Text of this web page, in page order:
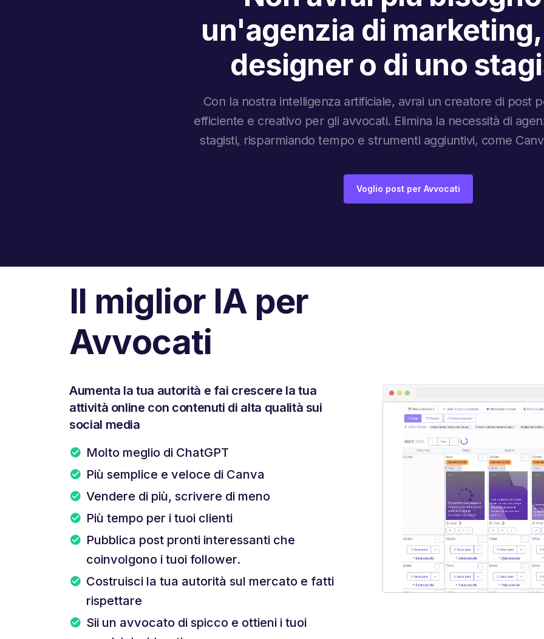
un'agenzia di
designer o di uno
Con la nostra intelligenza artificiale, avrai un creatore di post
efficiente e creativo per gli avvocati. Elimina la necessità di
stagisti, risparmiando tempo e strumenti aggiuntivi, come
Voglio post per Avvocati
Il miglior IA per
Avvocati
Aumenta la tua autorità e fai crescere la tua
attività online con contenuti di alta qualità sui
social media
Molto meglio di ChatGPT
Più semplice e veloce di Canva
Vendere di più, scrivere di meno
Più tempo per i tuoi clienti
Pubblica post pronti interessanti che
coinvolgono i tuoi follower.
Costruisci la tua autorità sul mercato e fatti
rispettare
Sii un avvocato di spicco e ottieni i tuoi